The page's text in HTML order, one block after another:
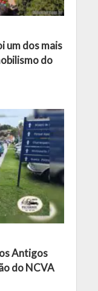
um dos mais
do
Antigos
do NCVA